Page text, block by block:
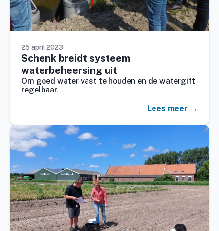
25 april 2023
Schenk breidt systeem
waterbeheersing uit
Om goed water vast te houden en de watergift
regelbaar…
Lees meer →